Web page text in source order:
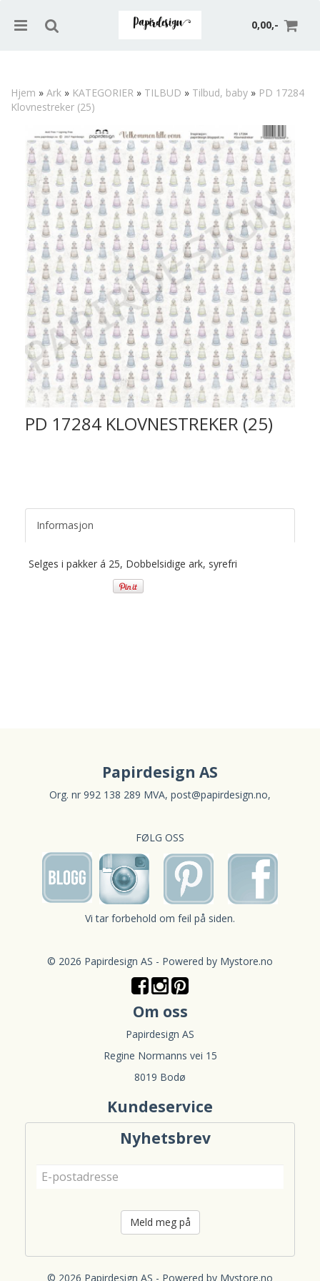
0,00,-
Hjem » Ark » KATEGORIER » TILBUD » Tilbud, baby » PD 17284
Klovnestreker (25)
PD 17284 KLOVNESTREKER (25)
Informasjon
Selges i pakker á 25, Dobbelsidige ark, syrefri
Papirdesign AS
Org. nr 992 138 289 MVA, post@papirdesign.no,
FØLG OSS
Vi tar forbehold om feil på siden.
© 2026 Papirdesign AS - Powered by Mystore.no
Om oss
Papirdesign AS
Regine Normanns vei 15
8019 Bodø
Kundeservice
Nyhetsbrev
Meld meg på
© 2026 Papirdesign AS - Powered by Mystore.no
Trykk ENTER for å søke